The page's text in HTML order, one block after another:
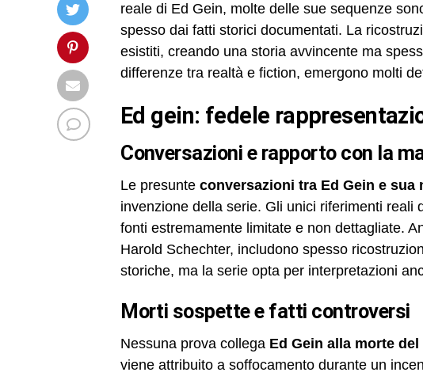
reale di Ed Gein, molte delle sue sequenze
spesso dai fatti storici documentati. La
esistiti, creando una storia avvincente ma
differenze tra realtà e fiction, emergono molti
ed gein: fedele
conversazioni e rapporto con la
Le presunte conversazioni tra Ed Gein e sua
invenzione della serie. Gli unici riferimenti reali
fonti estremamente limitate e non dettagliate.
Harold Schechter, includono spesso
storiche, ma la serie opta per interpretazioni
morti sospette e fatti controversi
Nessuna prova collega Ed Gein alla morte
viene attribuito a soffocamento durante un